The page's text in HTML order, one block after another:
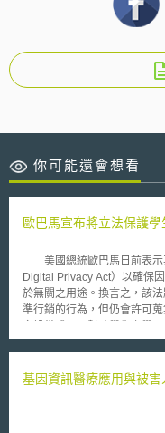
你可能還會想看
歐巴馬宣布將立法保護
美國總統歐巴馬日前表示
Digital Privacy Act）以確保
於無關之用途。換言之，該
準行銷的行為，但仍會許可
邦層級至少已有家庭教育權
保有之教育紀錄（
基因資訊醫療應用與被害